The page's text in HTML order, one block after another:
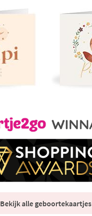
Bekijk alle geboortekaartjes